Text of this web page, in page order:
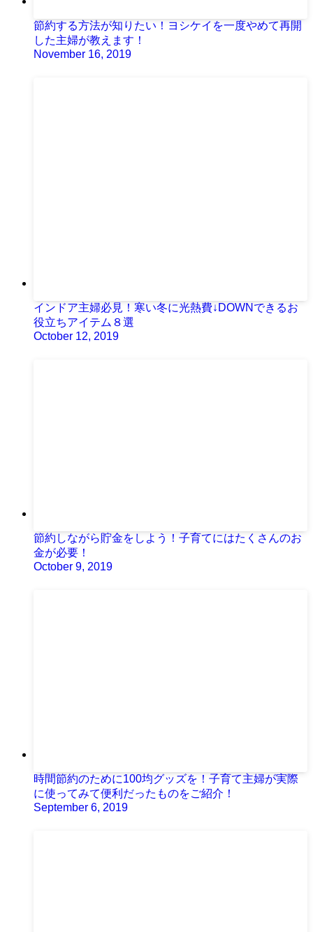
節約する方法が知りたい！ヨシケイを一度やめて再開
した主婦が教えます！
November 16, 2019
インドア主婦必見！寒い冬に光熱費↓DOWNできるお
役立ちアイテム８選
October 12, 2019
節約しながら貯金をしよう！子育てにはたくさんのお
金が必要！
October 9, 2019
時間節約のために100均グッズを！子育て主婦が実際
に使ってみて便利だったものをご紹介！
September 6, 2019